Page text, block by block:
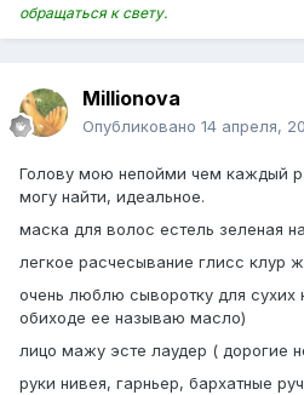
обращаться к свету.
Millionova
Опубликовано 14 апреля,
Голову мою непойми чем каждый
могу найти, идеальное.
маска для волос естель зеленая
легкое расчесывание глисс клур
очень люблю сыворотку для сухих
обиходе ее называю масло)
лицо мажу эсте лаудер ( дорогие
руки нивея, гарньер, бархатные